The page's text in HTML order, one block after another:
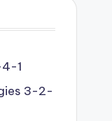
1
3-2-